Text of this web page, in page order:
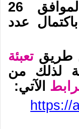
شعبان 1446هـ الموافق 26
أو باكتمال عدد
طريق تعبئة
لذلك من
اﻵتي:
https://